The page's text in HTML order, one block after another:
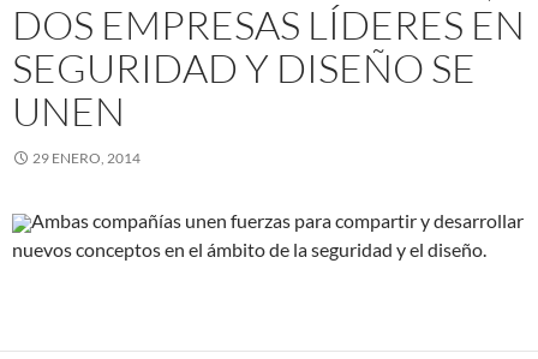
DOS EMPRESAS LÍDERES EN
SEGURIDAD Y DISEÑO SE
UNEN
29 ENERO, 2014
Ambas compañías unen fuerzas para compartir y desarrollar
nuevos conceptos en el ámbito de la seguridad y el diseño.